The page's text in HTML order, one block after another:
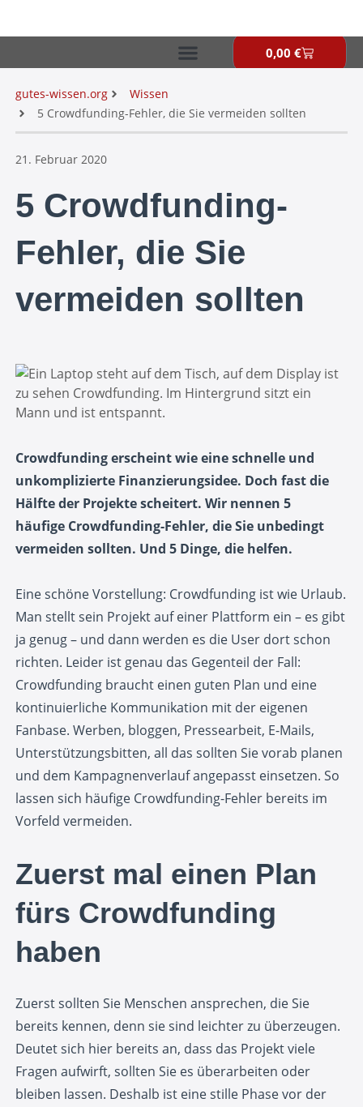
0,00 €
gutes-wissen.org
Wissen
5 Crowdfunding-Fehler, die Sie vermeiden sollten
21. Februar 2020
5 Crowdfunding-
Fehler, die Sie
vermeiden sollten
Crowdfunding erscheint wie eine schnelle und
unkomplizierte Finanzierungsidee. Doch fast die
Hälfte der Projekte scheitert. Wir nennen 5
häufige Crowdfunding-Fehler, die Sie unbedingt
vermeiden sollten. Und 5 Dinge, die helfen.
Eine schöne Vorstellung: Crowdfunding ist wie Urlaub.
Man stellt sein Projekt auf einer Plattform ein – es gibt
ja genug – und dann werden es die User dort schon
richten. Leider ist genau das Gegenteil der Fall:
Crowdfunding braucht einen guten Plan und eine
kontinuierliche Kommunikation mit der eigenen
Fanbase. Werben, bloggen, Pressearbeit, E-Mails,
Unterstützungsbitten, all das sollten Sie vorab planen
und dem Kampagnenverlauf angepasst einsetzen. So
lassen sich häufige Crowdfunding-Fehler bereits im
Vorfeld vermeiden.
Zuerst mal einen Plan
fürs Crowdfunding
haben
Zuerst sollten Sie Menschen ansprechen, die Sie
bereits kennen, denn sie sind leichter zu überzeugen.
Deutet sich hier bereits an, dass das Projekt viele
Fragen aufwirft, sollten Sie es überarbeiten oder
bleiben lassen. Deshalb ist eine stille Phase vor der